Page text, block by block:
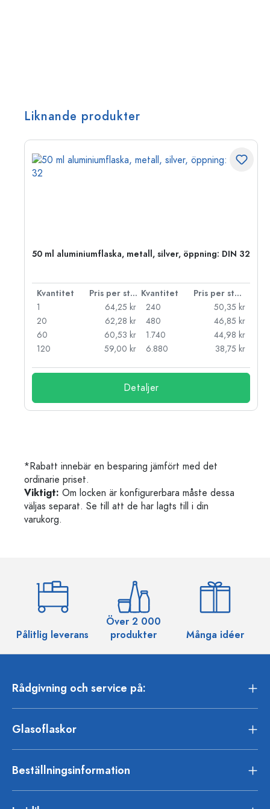
Liknande produkter
50 ml aluminiumflaska, metall, silver, öppning: DIN 32
Kvantitet Pris per styck Kvantitet
Pris per styck
1
64,25 kr
20
62,28 kr
60
60,53 kr
120
59,00 kr
240
50,35 kr
480
46,85 kr
1.740
44,98 kr
6.880
38,75 kr
Detaljer
*Rabatt innebär en besparing jämfört med det
ordinarie priset.
Viktigt: Om locken är konfigurerbara måste dessa
väljas separat. Se till att de har lagts till i din
varukorg.
Pålitlig leverans
Över 2 000
produkter
Många idéer
Rådgivning och service på:
Glasoflaskor
Beställningsinformation